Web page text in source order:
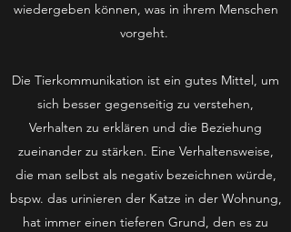
wiedergeben können, was in ihrem Menschen
vorgeht.
Die Tierkommunikation ist ein gutes Mittel, um
sich besser gegenseitig zu verstehen,
Verhalten zu erklären und die Beziehung
zueinander zu stärken. Eine Verhaltensweise,
die man selbst als negativ bezeichnen würde,
bspw. das urinieren der Katze in der Wohnung,
hat immer einen tieferen Grund, den es zu